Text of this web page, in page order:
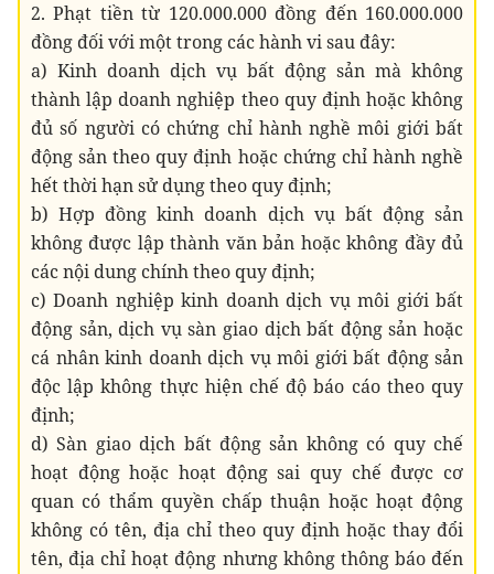
2. Phạt tiền từ 120.000.000 đồng đến 160.000.000
đồng đối với một trong các hành vi sau đây:
a) Kinh doanh dịch vụ bất động sản mà không
thành lập doanh nghiệp theo quy định hoặc không
đủ số người có chứng chỉ hành nghề môi giới bất
động sản theo quy định hoặc chứng chỉ hành nghề
hết thời hạn sử dụng theo quy định;
b) Hợp đồng kinh doanh dịch vụ bất động sản
không được lập thành văn bản hoặc không đầy đủ
các nội dung chính theo quy định;
c) Doanh nghiệp kinh doanh dịch vụ môi giới bất
động sản, dịch vụ sàn giao dịch bất động sản hoặc
cá nhân kinh doanh dịch vụ môi giới bất động sản
độc lập không thực hiện chế độ báo cáo theo quy
định;
d) Sàn giao dịch bất động sản không có quy chế
hoạt động hoặc hoạt động sai quy chế được cơ
quan có thẩm quyền chấp thuận hoặc hoạt động
không có tên, địa chỉ theo quy định hoặc thay đổi
tên, địa chỉ hoạt động nhưng không thông báo đến